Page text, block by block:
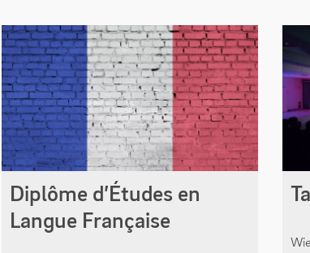
Diplôme d’Études en
Langue Française